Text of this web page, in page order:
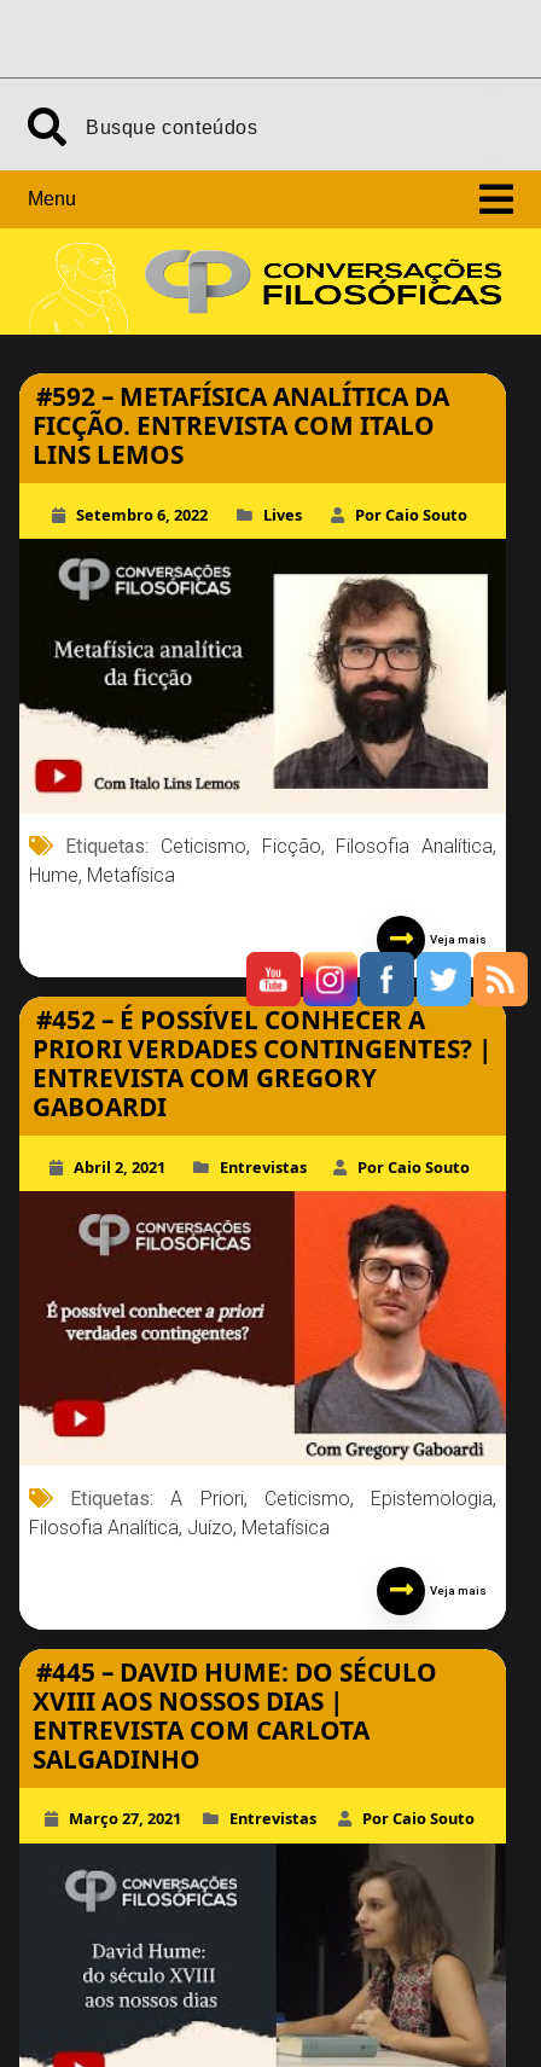
Search
Menu
#592 – METAFÍSICA ANALÍTICA DA
FICÇÃO. ENTREVISTA COM ITALO
LINS LEMOS
Setembro 6, 2022 Lives Por Caio Souto
Etiquetas: Ceticismo, Ficção, Filosofia Analítica,
Hume, Metafísica
Veja mais
#452 – É POSSÍVEL CONHECER A
PRIORI VERDADES CONTINGENTES? |
ENTREVISTA COM GREGORY
GABOARDI
Abril 2, 2021 Entrevistas Por Caio Souto
Etiquetas:A Priori, Ceticismo, Epistemologia,
Filosofia Analítica, Juízo, Metafísica
Veja mais
#445 – DAVID HUME: DO SÉCULO
XVIII AOS NOSSOS DIAS |
ENTREVISTA COM CARLOTA
SALGADINHO
Março 27, 2021 Entrevistas Por Caio Souto